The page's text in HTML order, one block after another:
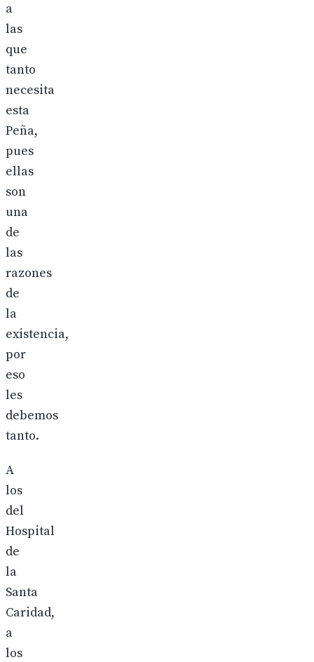
a
las
que
tanto
necesita
esta
Peña,
pues
ellas
son
una
de
las
razones
de
la
existencia,
por
eso
les
debemos
tanto.
A
los
del
Hospital
de
la
Santa
Caridad,
a
los